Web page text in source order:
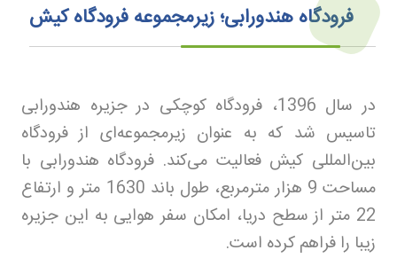
فرودگاه هندورابی؛ زیرمجموعه فرودگاه کیش
در سال 1396، فرودگاه کوچکی در جزیره هندورابی
تاسیس شد که به عنوان زیرمجموعه‌ای از فرودگاه
بین‌المللی کیش فعالیت می‌کند. فرودگاه هندورابی با
مساحت 9 هزار مترمربع، طول باند 1630 متر و ارتفاع
22 متر از سطح دریا، امکان سفر هوایی به این جزیره
زیبا را فراهم کرده است.